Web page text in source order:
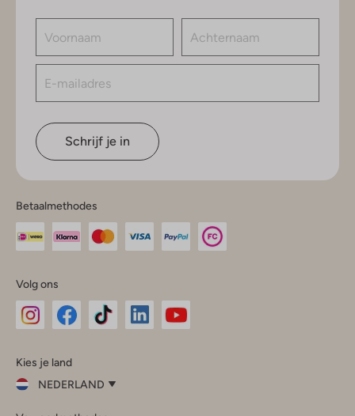
Schrijf je in
Betaalmethodes
Volg ons
InstagramFacebook
Kies je land
NEDERLAND